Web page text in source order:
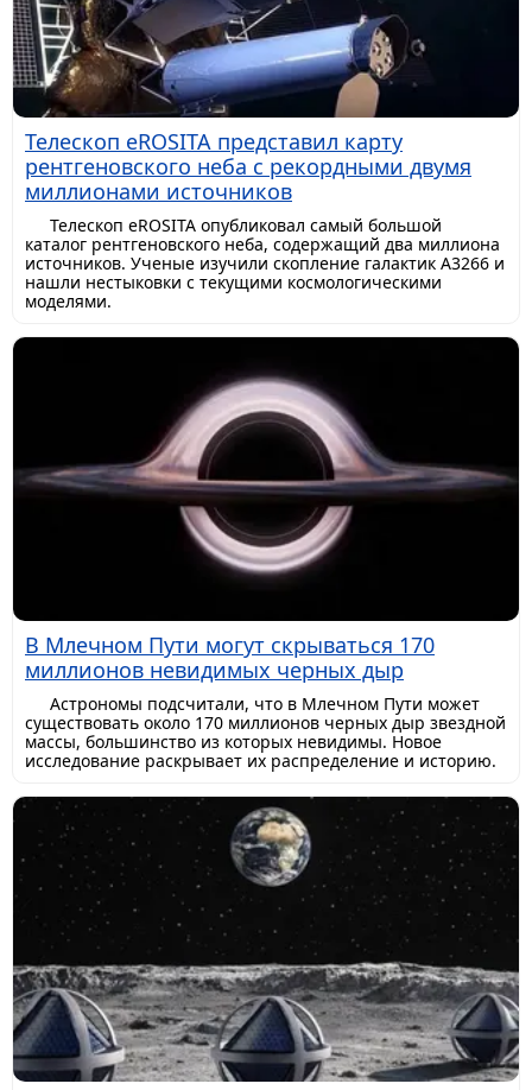
Телескоп eROSITA представил карту
рентгеновского неба с рекордными двумя
миллионами источников
Телескоп eROSITA опубликовал самый большой
каталог рентгеновского неба, содержащий два миллиона
источников. Ученые изучили скопление галактик A3266 и
нашли нестыковки с текущими космологическими
моделями.
В Млечном Пути могут скрываться 170
миллионов невидимых черных дыр
Астрономы подсчитали, что в Млечном Пути может
существовать около 170 миллионов черных дыр звездной
массы, большинство из которых невидимы. Новое
исследование раскрывает их распределение и историю.